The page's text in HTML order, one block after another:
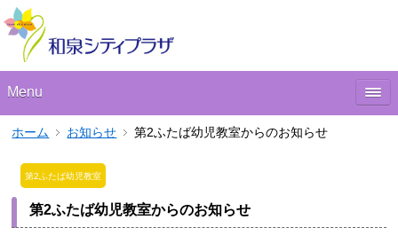
Menu
ホーム お知らせ 第2ふたば幼児教室からのお知らせ
第2ふたば幼児教室
第2ふたば幼児教室からのお知らせ